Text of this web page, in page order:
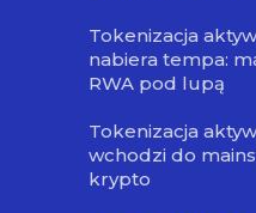
Tokenizacja
nabiera tempa:
RWA pod lupą
Tokenizacja
wchodzi do
krypto